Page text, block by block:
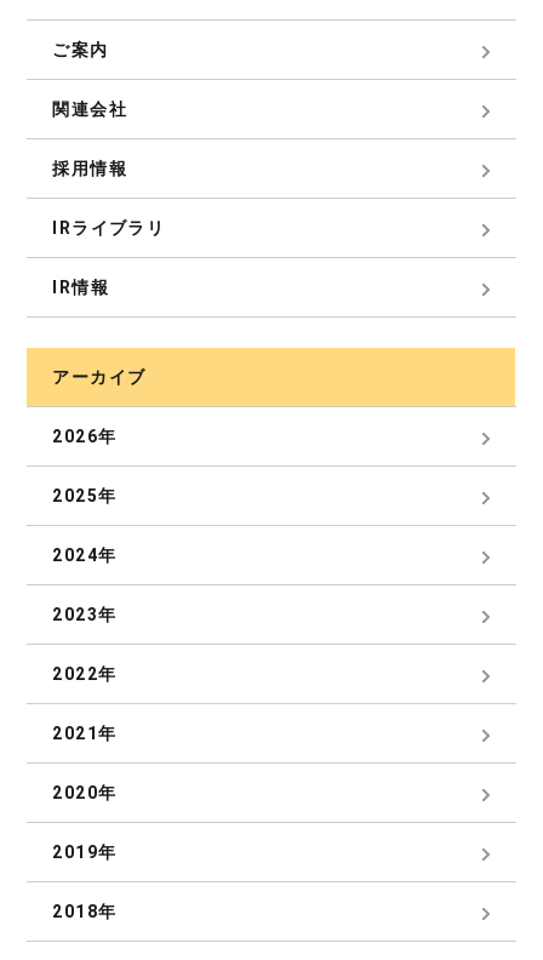
ご案内
関連会社
採用情報
IRライブラリ
IR情報
アーカイブ
2026年
2025年
2024年
2023年
2022年
2021年
2020年
2019年
2018年